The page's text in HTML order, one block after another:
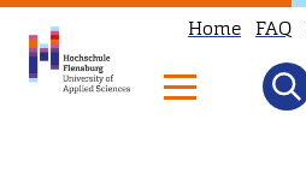
Home FAQ